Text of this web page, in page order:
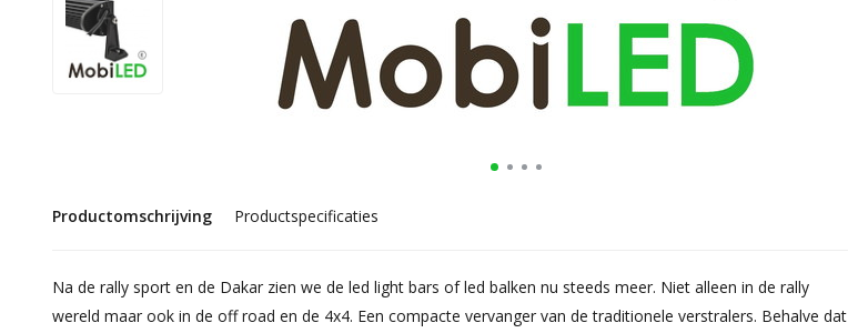
Productomschrijving Productspecificaties
Na de rally sport en de Dakar zien we de led light bars of led balken nu steeds meer. Niet alleen in de rally
wereld maar ook in de off road en de 4x4. Een compacte vervanger van de traditionele verstralers. Behalve dat